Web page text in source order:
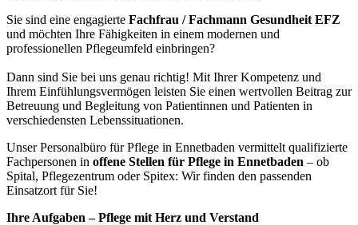
Sie sind eine engagierte Fachfrau / Fachmann Gesundheit EFZ
und möchten Ihre Fähigkeiten in einem modernen und
professionellen Pflegeumfeld einbringen?
Dann sind Sie bei uns genau richtig! Mit Ihrer Kompetenz und
Ihrem Einfühlungsvermögen leisten Sie einen wertvollen Beitrag zur
Betreuung und Begleitung von Patientinnen und Patienten in
verschiedensten Lebenssituationen.
Unser Personalbüro für Pflege in Ennetbaden vermittelt qualifizierte
Fachpersonen in offene Stellen für Pflege in Ennetbaden – ob
Spital, Pflegezentrum oder Spitex: Wir finden den passenden
Einsatzort für Sie!
Ihre Aufgaben – Pflege mit Herz und Verstand